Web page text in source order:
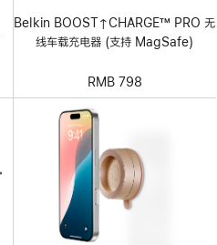
Belkin BOOST↑CHARGE™ PRO 无
线车载充电器 (支持 MagSafe)
RMB 798